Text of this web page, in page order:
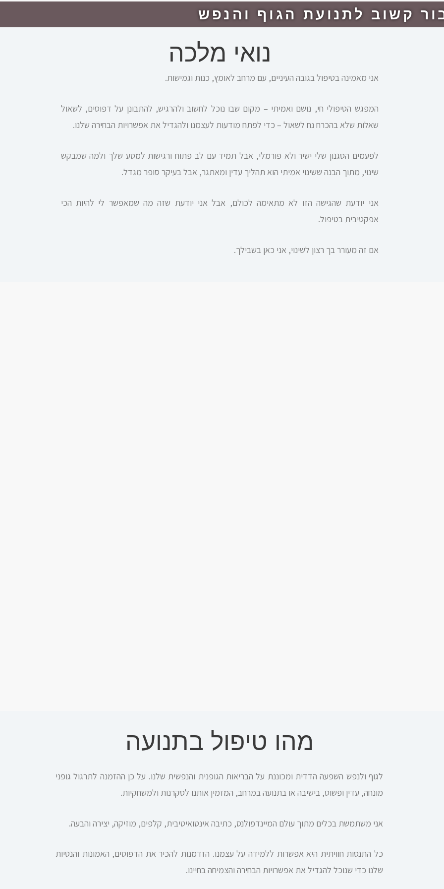
קשוב לתנועת הגוף והנפש
נואי מלכה
אני מאמינה בטיפול בגובה העיניים, עם מרחב לאומץ, כנות וגמישות.
המפגש הטיפולי חי, נושם ואמיתי – מקום שבו נוכל לחשוב ולהרגיש, להתבונן על דפוסים, לשאול
שאלות שלא בהכרח נח לשאול – כדי לפתח מודעות לעצמנו ולהגדיל את אפשרויות הבחירה שלנו.
לפעמים הסגנון שלי ישיר ולא פורמלי, אבל תמיד עם לב פתוח ורגישות למסע שלך ולמה שמבקש
שינוי, מתוך הבנה ששינוי אמיתי הוא תהליך עדין ומאתגר, אבל בעיקר סופר מגדל.
אני יודעת שהגישה הזו לא מתאימה לכולם, אבל אני יודעת שזה מה שמאפשר לי להיות הכי
אפקטיבית בטיפול.
אם זה מעורר בך רצון לשינוי, אני כאן בשבילך.
מהו טיפול בתנועה
לגוף ולנפש השפעה הדדית ומכוננת על הבריאות הגופנית והנפשית שלנו. על כן ההזמנה לתרגול גופני
מונחה, עדין ופשוט, בישיבה או בתנועה במרחב, המזמין אותנו לסקרנות ולמשחקיות.
אני משתמשת בכלים מתוך עולם המיינדפולנס, כתיבה אינטואיטיבית, קלפים, מוזיקה, יצירה והבעה.
כל התנסות חוויתית היא אפשרות ללמידה על עצמנו. הזדמנות להכיר את הדפוסים, האמונות והנטיות
שלנו כדי שנוכל להגדיל את אפשרויות הבחירה והצמיחה בחיינו.